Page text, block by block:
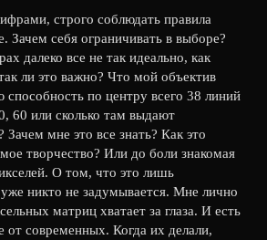
строго соблюдать правила
Зачем себя ограничивать в выборе?
далеко все не так идеально, как
ли это важно? Что мой объектив
по центру всего 38 линий
60 или сколько там выдают
Зачем мне это все знать? Как это
творчество? Или до боли знакомая
О том, что это лишь
никто не задумывается. Мне лично
матриц хватает за глаза. И есть
от современных. Когда их делали,